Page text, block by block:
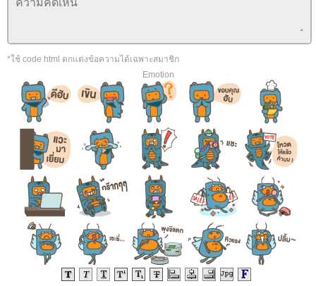
*ใช้ code html ตกแต่งข้อความได้เฉพาะสมาชิก
Emotion